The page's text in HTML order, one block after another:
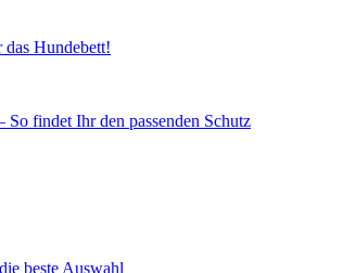
Hundebett!
findet Ihr den passenden Schutz
beste Auswahl